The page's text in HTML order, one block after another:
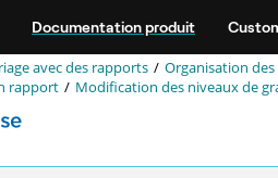
Documentation produit
avec des rapports
Organisation
rapport
Modification des niveaux de
de
problèmes
rapports
de bord